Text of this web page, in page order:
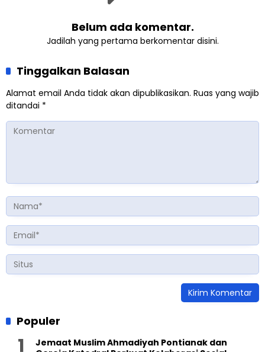
Belum ada komentar.
Jadilah yang pertama berkomentar disini.
Tinggalkan Balasan
Alamat email Anda tidak akan dipublikasikan. Ruas yang wajib
ditandai *
Populer
Jemaat Muslim Ahmadiyah Pontianak dan